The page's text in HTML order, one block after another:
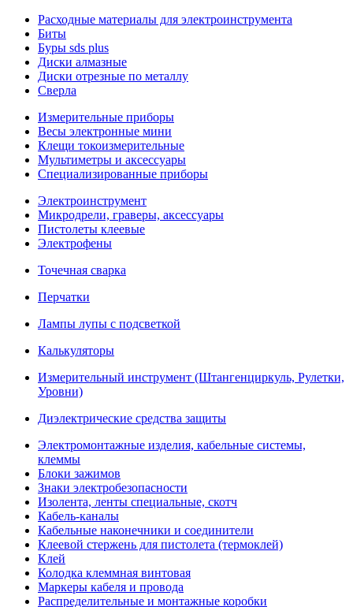
Расходные материалы для электроинструмента
Биты
Буры sds plus
Диски алмазные
Диски отрезные по металлу
Сверла
Измерительные приборы
Весы электронные мини
Клещи токоизмерительные
Мультиметры и аксессуары
Специализированные приборы
Электроинструмент
Микродрели, граверы, аксессуары
Пистолеты клеевые
Электрофены
Точечная сварка
Перчатки
Лампы лупы с подсветкой
Калькуляторы
Измерительный инструмент (Штангенциркуль, Рулетки,
Уровни)
Диэлектрические средства защиты
Электромонтажные изделия, кабельные системы,
клеммы
Блоки зажимов
Знаки электробезопасности
Изолента, ленты специальные, скотч
Кабель-каналы
Кабельные наконечники и соединители
Клеевой стержень для пистолета (термоклей)
Клей
Колодка клеммная винтовая
Маркеры кабеля и провода
Распределительные и монтажные коробки